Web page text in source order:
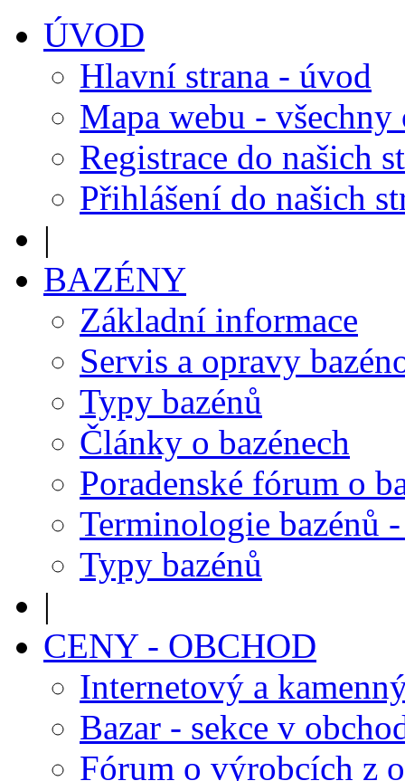
ÚVOD
Hlavní strana - úvod
Mapa webu - všechny
Registrace do našich
Přihlášení do našich
|
BAZÉNY
Základní informace
Servis a opravy
Typy bazénů
Články o bazénech
Poradenské fórum o
Terminologie bazénů
Typy bazénů
|
CENY - OBCHOD
Internetový a
Bazar - sekce v
Fórum o výrobcích z